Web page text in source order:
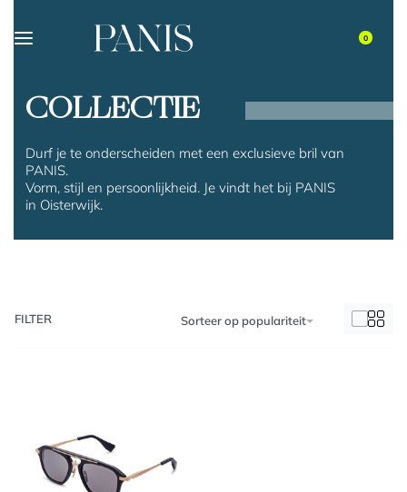
0
COLLECTIE
Durf je te onderscheiden met een exclusieve bril van
PANIS.
Vorm, stijl en persoonlijkheid. Je vindt het bij PANIS
in Oisterwijk.
Sorteer op populariteit
FILTER